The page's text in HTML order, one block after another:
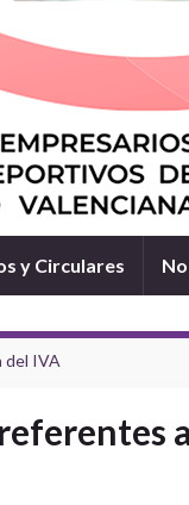
y Circulares
del IVA